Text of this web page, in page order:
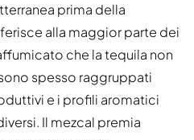
prima della
alla maggior parte dei
che la tequila non
spesso raggruppati
e i profili aromatici
Il mezcal premia